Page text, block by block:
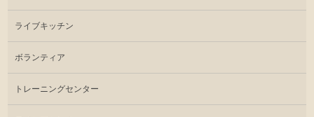
ライブキッチン
ボランティア
トレーニングセンター